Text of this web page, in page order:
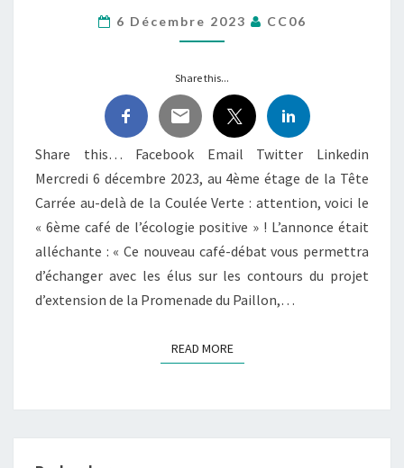
DE
L’ÉCOLOGIE
À
NICE
6 Décembre 2023 CC06
Share this...
Share this… Facebook Email Twitter Linkedin
Mercredi 6 décembre 2023, au 4ème étage de la Tête
Carrée au-delà de la Coulée Verte : attention, voici le
« 6ème café de l’écologie positive » ! L’annonce était
alléchante : « Ce nouveau café-débat vous permettra
d’échanger avec les élus sur les contours du projet
d’extension de la Promenade du Paillon,…
READ MOREREAD MORE